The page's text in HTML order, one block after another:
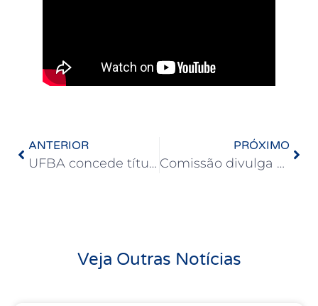
ANTERIOR
UFBA concede título de doutor honoris causa a Ailton Krenak
PRÓXIMO
Comissão divulga Edital de Retificação
Veja Outras Notícias